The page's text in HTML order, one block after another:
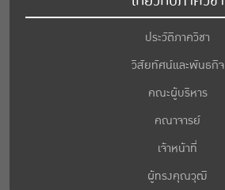
ประวัติภาควิชา
วิสัยทัศน์และพันธกิจ
คณะผู้บริหาร
คณาจารย์
เจ้าหน้าที่
ผู้ทรงคุณวุฒิ